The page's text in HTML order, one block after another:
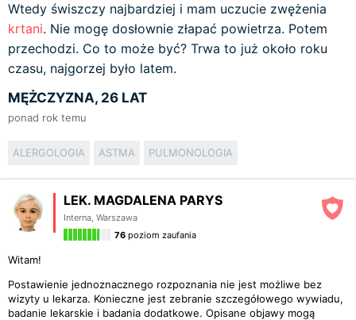
Wtedy świszczy najbardziej i mam uczucie zwężenia
krtani. Nie mogę dosłownie złapać powietrza. Potem
przechodzi. Co to może być? Trwa to już około roku
czasu, najgorzej było latem.
MĘŻCZYZNA, 26 LAT
ponad rok temu
ALERGOLOGIA ASTMA PULMONOLOGIA
LEK. MAGDALENA PARYS
Interna, Warszawa
76 poziom zaufania
Witam!
Postawienie jednoznacznego rozpoznania nie jest możliwe bez
wizyty u lekarza. Konieczne jest zebranie szczegółowego wywiadu,
badanie lekarskie i badania dodatkowe. Opisane objawy mogą